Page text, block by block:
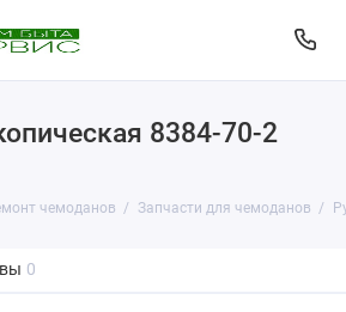
8384-70-2
чемоданов Запчасти для чемоданов
0